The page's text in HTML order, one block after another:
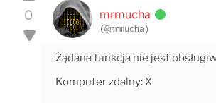
0 mrmucha
(@mrmucha)
Żądana funkcja nie jest
Komputer zdalny: X